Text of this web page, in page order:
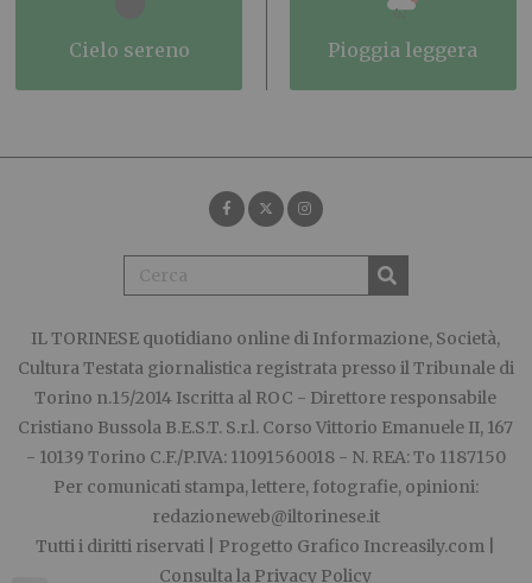
cielo sereno pioggia leggera
IL TORINESE quotidiano online di Informazione, Società,
Cultura Testata giornalistica registrata presso il Tribunale di
Torino n.15/2014 Iscritta al ROC - Direttore responsabile
Cristiano Bussola B.E.S.T. S.r.l. Corso Vittorio Emanuele II, 167
- 10139 Torino C.F./P.IVA: 11091560018 - N. REA: To 1187150
Per comunicati stampa, lettere, fotografie, opinioni:
redazioneweb@iltorinese.it
Tutti i diritti riservati | Progetto Grafico Increasily.com
Consulta la Privacy Policy